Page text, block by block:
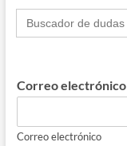
Buscar:
Correo electrónico
Correo electrónico